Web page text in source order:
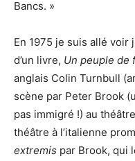
Bancs. »
En 1975 je suis allé voir
d’un livre, Un peuple de
anglais Colin Turnbull
scène par Peter Brook
pas immigré !) au
théâtre à l’italienne
extremis par Brook, qui